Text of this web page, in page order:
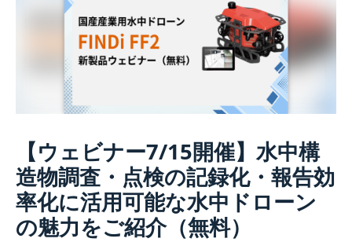
【ウェビナー7/15開催】水中構
造物調査・点検の記録化・報告効
率化に活用可能な水中ドローン
の魅力をご紹介（無料）